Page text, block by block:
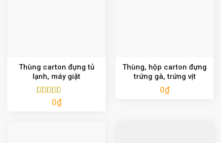
Thùng carton đựng tủ
lạnh, máy giặt
Được xếp
0₫
Thùng, hộp carton đựng
trứng gà, trứng vịt
0₫